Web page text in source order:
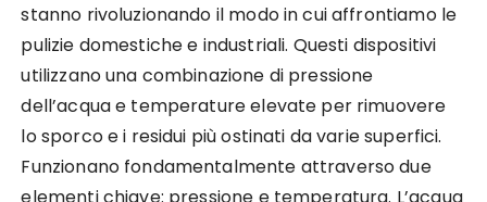
stanno rivoluzionando il modo in cui affrontiamo le
pulizie domestiche e industriali. Questi dispositivi
utilizzano una combinazione di pressione
dell’acqua e temperature elevate per rimuovere
lo sporco e i residui più ostinati da varie superfici.
Funzionano fondamentalmente attraverso due
elementi chiave: pressione e temperatura. L’acqua